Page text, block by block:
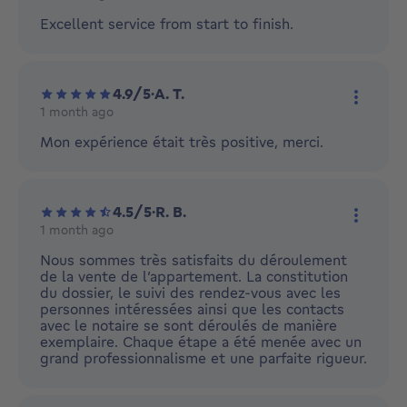
Excellent service from start to finish.
4.9/5·A. T.
1 month ago
Mon expérience était très positive, merci.
4.5/5·R. B.
1 month ago
Nous sommes très satisfaits du déroulement
de la vente de l’appartement. La constitution
du dossier, le suivi des rendez-vous avec les
personnes intéressées ainsi que les contacts
avec le notaire se sont déroulés de manière
exemplaire. Chaque étape a été menée avec un
grand professionnalisme et une parfaite rigueur.